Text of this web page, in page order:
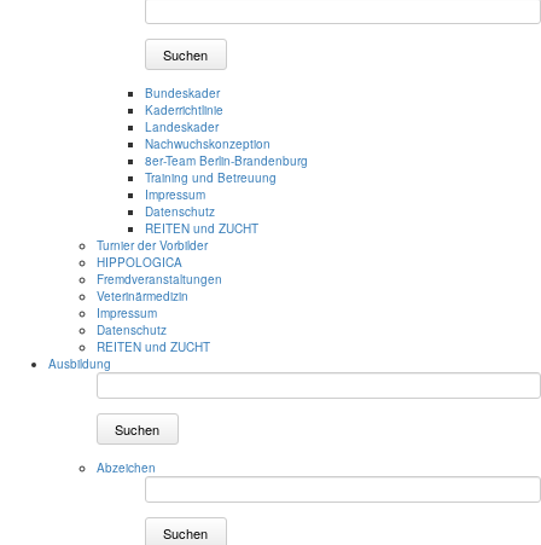
Suchen
Bundeskader
Kaderrichtlinie
Landeskader
Nachwuchskonzeption
8er-Team Berlin-Brandenburg
Training und Betreuung
Impressum
Datenschutz
REITEN und ZUCHT
Turnier der Vorbilder
HIPPOLOGICA
Fremdveranstaltungen
Veterinärmedizin
Impressum
Datenschutz
REITEN und ZUCHT
Ausbildung
Suchen
Abzeichen
Suchen